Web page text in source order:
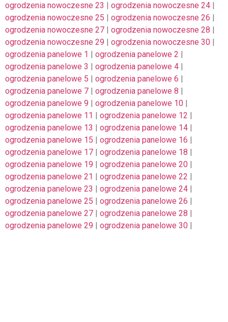
ogrodzenia nowoczesne 23 | ogrodzenia nowoczesne 24 |
ogrodzenia nowoczesne 25 | ogrodzenia nowoczesne 26 |
ogrodzenia nowoczesne 27 | ogrodzenia nowoczesne 28 |
ogrodzenia nowoczesne 29 | ogrodzenia nowoczesne 30 |
ogrodzenia panelowe 1 | ogrodzenia panelowe 2 |
ogrodzenia panelowe 3 | ogrodzenia panelowe 4 |
ogrodzenia panelowe 5 | ogrodzenia panelowe 6 |
ogrodzenia panelowe 7 | ogrodzenia panelowe 8 |
ogrodzenia panelowe 9 | ogrodzenia panelowe 10 |
ogrodzenia panelowe 11 | ogrodzenia panelowe 12 |
ogrodzenia panelowe 13 | ogrodzenia panelowe 14 |
ogrodzenia panelowe 15 | ogrodzenia panelowe 16 |
ogrodzenia panelowe 17 | ogrodzenia panelowe 18 |
ogrodzenia panelowe 19 | ogrodzenia panelowe 20 |
ogrodzenia panelowe 21 | ogrodzenia panelowe 22 |
ogrodzenia panelowe 23 | ogrodzenia panelowe 24 |
ogrodzenia panelowe 25 | ogrodzenia panelowe 26 |
ogrodzenia panelowe 27 | ogrodzenia panelowe 28 |
ogrodzenia panelowe 29 | ogrodzenia panelowe 30 |